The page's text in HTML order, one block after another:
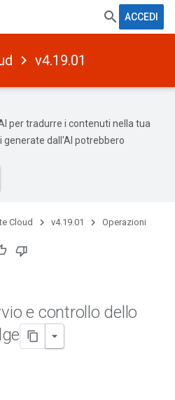
ACCEDI
v4.19.01
per tradurre i contenuti nella tua
generate dall'AI potrebbero
Cloud v4.19.01 Operazioni
e controllo dello